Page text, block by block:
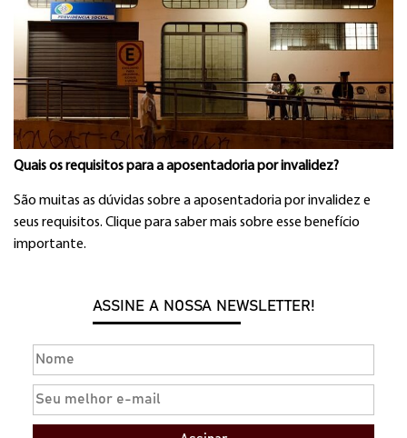
Quais os requisitos para a aposentadoria por invalidez?
São muitas as dúvidas sobre a aposentadoria por invalidez e
seus requisitos. Clique para saber mais sobre esse benefício
importante.
ASSINE A NOSSA NEWSLETTER!